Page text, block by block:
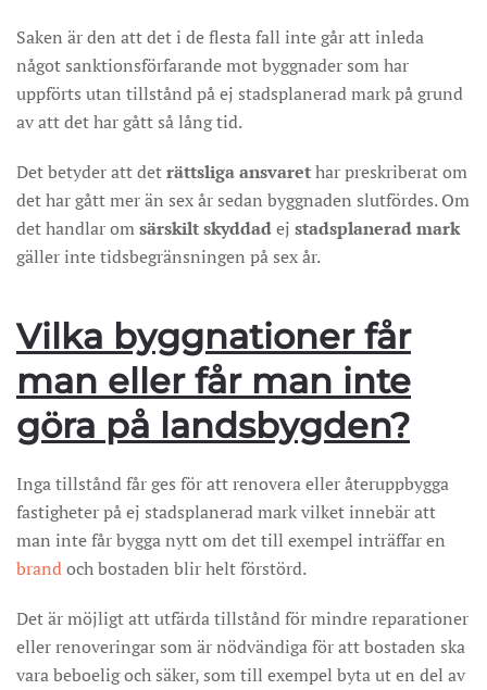
Saken är den att det i de flesta fall inte går att inleda
något sanktionsförfarande mot byggnader som har
uppförts utan tillstånd på ej stadsplanerad mark på grund
av att det har gått så lång tid.
Det betyder att deträttsliga ansvarethar preskriberat om
det har gått mer än sex år sedan byggnaden slutfördes. Om
det handlar omsärskilt skyddadej stadsplanerad mark
gäller inte tidsbegränsningen på sex år.
Vilka byggnationer får
man eller får man inte
göra på landsbygden?
Inga tillstånd får ges för att renovera eller återuppbygga
fastigheter på ej stadsplanerad mark vilket innebär att
man inte får bygga nytt om det till exempel inträffar en
brandoch bostaden blir helt förstörd.
Det är möjligt att utfärda tillstånd för mindre reparationer
eller renoveringar som är nödvändiga för att bostaden ska
vara beboelig och säker, som till exempel byta ut en del av